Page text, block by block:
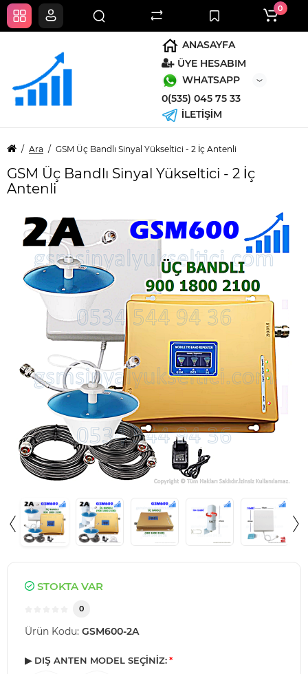
ANASAYFA
ÜYE HESABIM
WHATSAPP
0(535) 045 75 33
İLETİŞİM
0
Ara GSM Üç Bandlı Sinyal Yükseltici - 2 İç Antenli
GSM Üç Bandlı Sinyal Yükseltici - 2 İç
Antenli
STOKTA VAR
0
Ürün Kodu: GSM600-2A
▶ DIŞ ANTEN MODEL SEÇİNİZ: